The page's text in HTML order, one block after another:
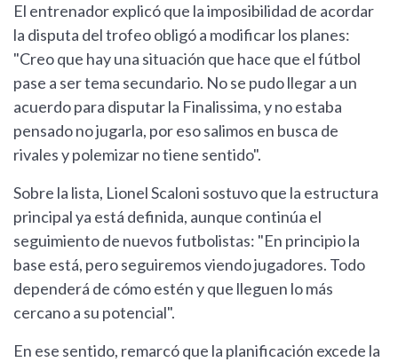
El entrenador explicó que la imposibilidad de acordar
la disputa del trofeo obligó a modificar los planes:
"Creo que hay una situación que hace que el fútbol
pase a ser tema secundario. No se pudo llegar a un
acuerdo para disputar la Finalissima, y no estaba
pensado no jugarla, por eso salimos en busca de
rivales y polemizar no tiene sentido".
Sobre la lista, Lionel Scaloni sostuvo que la estructura
principal ya está definida, aunque continúa el
seguimiento de nuevos futbolistas: "En principio la
base está, pero seguiremos viendo jugadores. Todo
dependerá de cómo estén y que lleguen lo más
cercano a su potencial".
En ese sentido, remarcó que la planificación excede la